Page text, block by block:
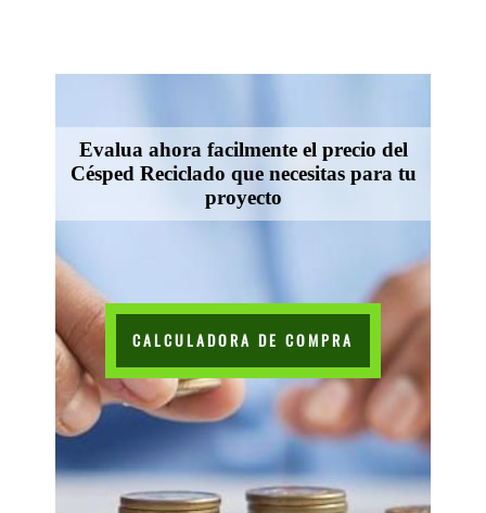
Evalua ahora facilmente el precio del
Césped Reciclado que necesitas para tu
proyecto
CALCULADORA DE COMPRA